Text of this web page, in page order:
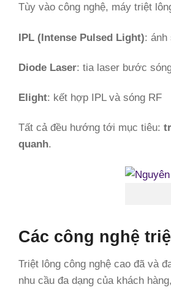
Tùy vào công nghệ, máy triệt
IPL (Intense Pulsed Light): ánh
Diode Laser: tia laser bước
Elight: kết hợp IPL và sóng RF
Tất cả đều hướng tới mục tiêu:
quanh.
Các công nghệ
Triệt lông công nghệ cao đã và
nhu cầu đa dạng của khách